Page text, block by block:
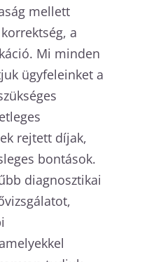
mellett
a
Mi minden
ügyfeleinket a
rejtett díjak,
bontások.
diagnosztikai